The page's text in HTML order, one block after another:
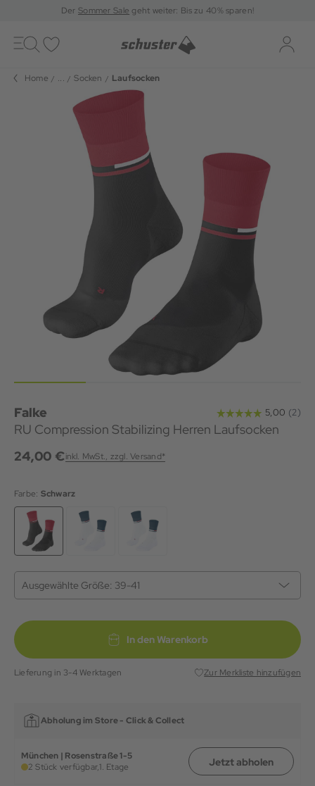
DerSommer Sale geht weiter: Bis zu 40% sparen!
Toggle
navigation
Home ... Socken Laufsocken
Falke
RU Compression Stabilizing Herren Laufsocken
24,00 €inkl. MwSt., zzgl. Versand*
Farbe: Schwarz
Ausgewählte Größe: 39-41
In den Warenkorb
Lieferung in 3-4 Werktagen Zur Merkliste hinzufügen
Abholung im Store - Click & Collect
München | Rosenstraße 1-5
2 Stück verfügbar,1. Etage Jetzt abholen